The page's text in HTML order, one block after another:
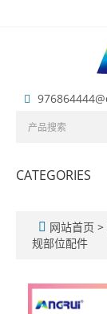
CATEGORIES
网站首页 >
规部位配件